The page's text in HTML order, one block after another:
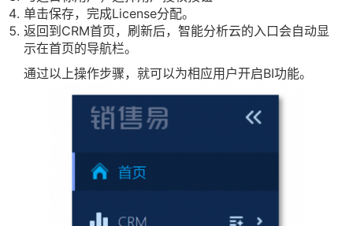
单击保存，完成License分配。
返回到CRM首页，刷新后，智能分析云的入口会自动显
示在首页的导航栏。
通过以上操作步骤，就可以为相应用户开启BI功能。